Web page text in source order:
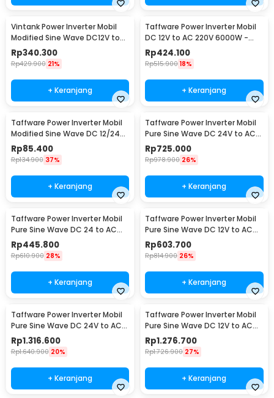
Vintank Power Inverter Mobil
Modified Sine Wave DC12V to
AC220V 4000W - CMZ-4000
Rp340.300
Rp429.900 21%
+ Keranjang
Taffware Power Inverter Mobil
DC 12V to AC 220V 6000W -
Q6000
Rp424.100
Rp515.900 18%
+ Keranjang
Taffware Power Inverter Mobil
Modified Sine Wave DC 12/24V
to AC 220V - EA851
Rp85.400
Rp134.900 37%
+ Keranjang
Taffware Power Inverter Mobil
Pure Sine Wave DC 24V to AC
220V 2000W - NBQ2000W
Rp725.000
Rp978.900 26%
+ Keranjang
Taffware Power Inverter Mobil
Pure Sine Wave DC 24 to AC
220V 1000W - NBQ1000
Rp445.800
Rp610.900 28%
+ Keranjang
Taffware Power Inverter Mobil
Pure Sine Wave DC 12V to AC
220V 1600W - NBQ1600W
Rp603.700
Rp814.900 26%
+ Keranjang
Taffware Power Inverter Mobil
Pure Sine Wave DC 24V to AC
220V 4000W - NBQ4000W
Rp1.316.600
Rp1.640.900 20%
+ Keranjang
Taffware Power Inverter Mobil
Pure Sine Wave DC 12V to AC
220V 4000W - NBQ4000W
Rp1.276.700
Rp1.726.900 27%
+ Keranjang